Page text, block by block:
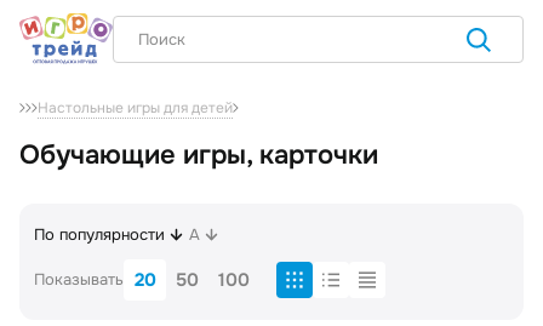
Настольные игры для детей
Обучающие игры, карточки
По популярности A
Показывать 20 50 100